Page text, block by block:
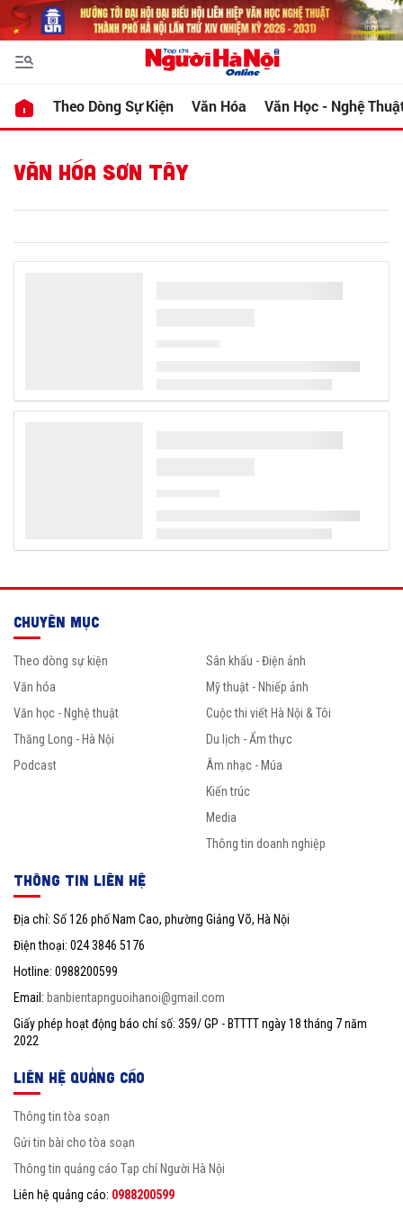
Theo Dòng Sự Kiện Văn Hóa Văn Học - Nghệ
VĂN HÓA SƠN TÂY
CHUYÊN MỤC
Theo dòng sự kiện
Văn hóa
Văn học - Nghệ thuật
Thăng Long - Hà Nội
Podcast
Sân khấu - Điện ảnh
Mỹ thuật - Nhiếp ảnh
Cuộc thi viết Hà Nội & Tôi
Du lịch - Ẩm thực
Âm nhạc - Múa
Kiến trúc
Media
Thông tin doanh nghiệp
THÔNG TIN LIÊN HỆ
Địa chỉ: Số 126 phố Nam Cao, phường Giảng Võ, Hà Nội
Điện thoại: 024 3846 5176
Hotline: 0988200599
Email: banbientapnguoihanoi@gmail.com
Giấy phép hoạt động báo chí số: 359/ GP - BTTTT ngày 18 tháng 7 năm
2022
LIÊN HỆ QUẢNG CÁO
Thông tin tòa soạn
Gửi tin bài cho tòa soạn
Thông tin quảng cáo Tạp chí Người Hà Nội
Liên hệ quảng cáo: 0988200599